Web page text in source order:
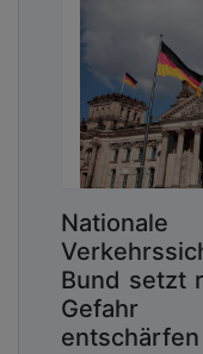
Nationale
Bund setzt
Gefahr
entschärfen